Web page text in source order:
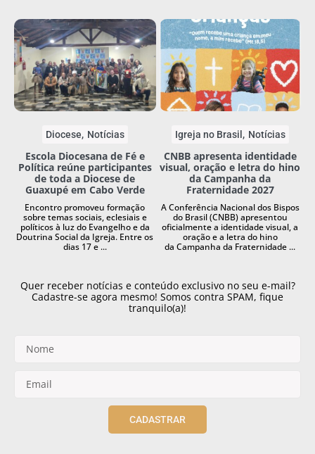
Diocese Notícias
Escola Diocesana de Fé e
Política reúne participantes
de toda a Diocese de
Guaxupé em Cabo Verde
Encontro promoveu formação
sobre temas sociais, eclesiais e
políticos à luz do Evangelho e da
Doutrina Social da Igreja. Entre os
dias 17 e ...
Igreja no Brasil Notícias
CNBB apresenta identidade
visual, oração e letra do hino
da Campanha da
Fraternidade 2027
A Conferência Nacional dos Bispos
do Brasil (CNBB) apresentou
oficialmente a identidade visual, a
oração e a letra do hino
da Campanha da Fraternidade ...
Quer receber notícias e conteúdo exclusivo no seu e-mail?
Cadastre-se agora mesmo! Somos contra SPAM, fique
tranquilo(a)!
CADASTRAR